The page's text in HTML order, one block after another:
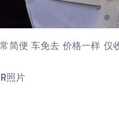
简便 车免去 价格一样
照片